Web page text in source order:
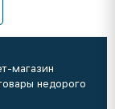
магазин
недорого